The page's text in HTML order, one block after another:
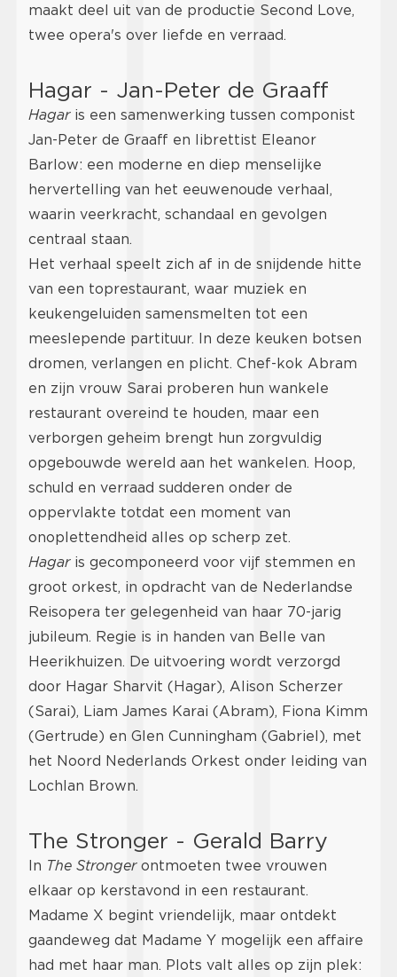
maakt deel uit van de productie Second Love,
twee opera's over liefde en verraad.
Hagar - Jan-Peter de Graaff
Hagaris een samenwerking tussen componist
Jan-Peter de Graaff en librettist Eleanor
Barlow: een moderne en diep menselijke
hervertelling van het eeuwenoude verhaal,
waarin veerkracht, schandaal en gevolgen
centraal staan.
Het verhaal speelt zich af in de snijdende hitte
van een toprestaurant, waar muziek en
keukengeluiden samensmelten tot een
meeslepende partituur. In deze keuken botsen
dromen, verlangen en plicht. Chef-kok Abram
en zijn vrouw Sarai proberen hun wankele
restaurant overeind te houden, maar een
verborgen geheim brengt hun zorgvuldig
opgebouwde wereld aan het wankelen. Hoop,
schuld en verraad sudderen onder de
oppervlakte totdat een moment van
onoplettendheid alles op scherp zet.
Hagaris gecomponeerd voor vijf stemmen en
groot orkest, in opdracht van de Nederlandse
Reisopera ter gelegenheid van haar 70-jarig
jubileum. Regie is in handen van Belle van
Heerikhuizen. De uitvoering wordt verzorgd
door Hagar Sharvit (Hagar), Alison Scherzer
(Sarai), Liam James Karai (Abram), Fiona Kimm
(Gertrude) en Glen Cunningham (Gabriel), met
het Noord Nederlands Orkest onder leiding van
Lochlan Brown.
The Stronger - Gerald Barry
In The Strongerontmoeten twee vrouwen
elkaar op kerstavond in een restaurant.
Madame X begint vriendelijk, maar ontdekt
gaandeweg dat Madame Y mogelijk een affaire
had met haar man. Plots valt alles op zijn plek: